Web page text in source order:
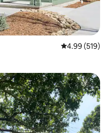
평점 4.99점(5
4.99 (519)